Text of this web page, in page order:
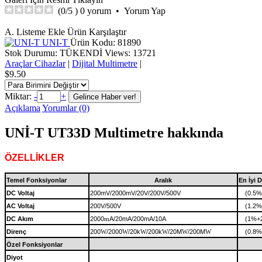
(0/5 ) 0 yorum • Yorum Yap
A. Listeme Ekle Ürün Karşılaştır
UNI-T Ürün Kodu: 81890
Stok Durumu: TÜKENDİ Views: 13721
Araçlar Cihazlar| Dijital Multimetre |
$9.50
Miktar: -
+
Açıklama Yorumlar (0)
UNİ-T UT33D Multimetre hakkında
ÖZELLİKLER
Temel Fonksiyonlar Aralık
En İyi
DC Voltaj
200mV/2000mV/20V/200V/500V
AC Voltaj
200V/500V
DC Akım
2000mA/20mA/200mA/10A
Direnç
200W/2000W/20kW/200kW/20MW/200MW
Özel Fonksiyonlar
Diyot